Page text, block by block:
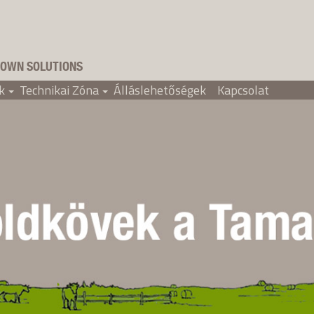
SOLUTIONS
+ +
Technikai Zóna Álláslehetőségek Kapcsolat